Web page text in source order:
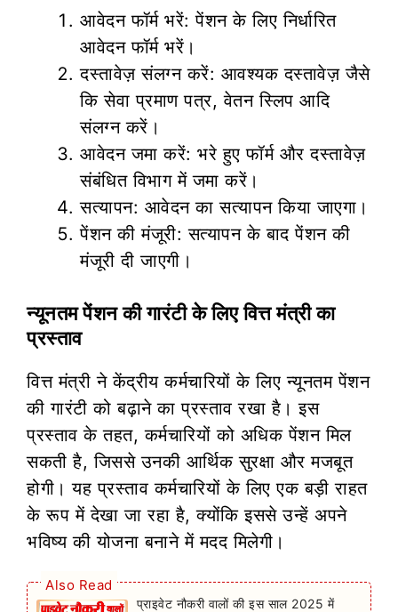
आवेदन फॉर्म भरें: पेंशन के लिए निर्धारित
आवेदन फॉर्म भरें।
दस्तावेज़ संलग्न करें: आवश्यक दस्तावेज़ जैसे
कि सेवा प्रमाण पत्र, वेतन स्लिप आदि
संलग्न करें।
आवेदन जमा करें: भरे हुए फॉर्म और दस्तावेज़
संबंधित विभाग में जमा करें।
सत्यापन: आवेदन का सत्यापन किया जाएगा।
पेंशन की मंजूरी: सत्यापन के बाद पेंशन की
मंजूरी दी जाएगी।
न्यूनतम पेंशन की गारंटी के लिए वित्त मंत्री का
प्रस्ताव
वित्त मंत्री ने केंद्रीय कर्मचारियों के लिए न्यूनतम पेंशन
की गारंटी को बढ़ाने का प्रस्ताव रखा है। इस
प्रस्ताव के तहत, कर्मचारियों को अधिक पेंशन मिल
सकती है, जिससे उनकी आर्थिक सुरक्षा और मजबूत
होगी। यह प्रस्ताव कर्मचारियों के लिए एक बड़ी राहत
के रूप में देखा जा रहा है, क्योंकि इससे उन्हें अपने
भविष्य की योजना बनाने में मदद मिलेगी।
Also Read
प्राइवेट नौकरी वालों की इस साल 2025 में